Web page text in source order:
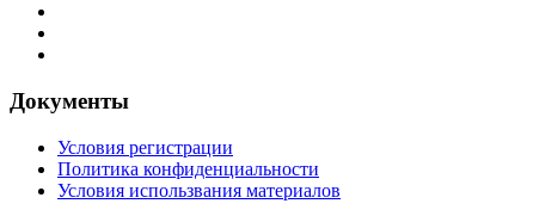
Документы
Условия регистрации
Политика конфиденциальности
Условия использвания материалов